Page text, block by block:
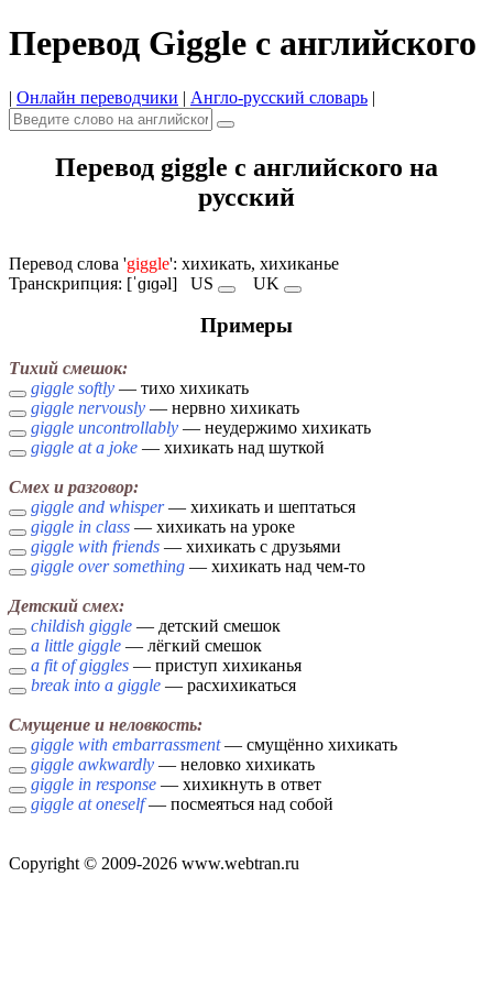
Перевод Giggle с английского
| Онлайн переводчики | Англо-русский словарь |
Перевод giggle с английского на
русский
Перевод слова 'giggle': хихикать, хихиканье
Транскрипция: [ˈɡɪɡəl] US UK
Примеры
Тихий смешок:
giggle softly — тихо хихикать
giggle nervously — нервно хихикать
giggle uncontrollably — неудержимо хихикать
giggle at a joke — хихикать над шуткой
Смех и разговор:
giggle and whisper— хихикать и шептаться
giggle in class — хихикать на уроке
giggle with friends — хихикать с друзьями
giggle over something — хихикать над чем-то
Детский смех:
childish giggle — детский смешок
a little giggle — лёгкий смешок
a fit of giggles — приступ хихиканья
break into a giggle — расхихикаться
Смущение и неловкость:
giggle with embarrassment— смущённо хихикать
giggle awkwardly — неловко хихикать
giggle in response — хихикнуть в ответ
giggle at oneself— посмеяться над собой
Copyright © 2009-2026 www.webtran.ru